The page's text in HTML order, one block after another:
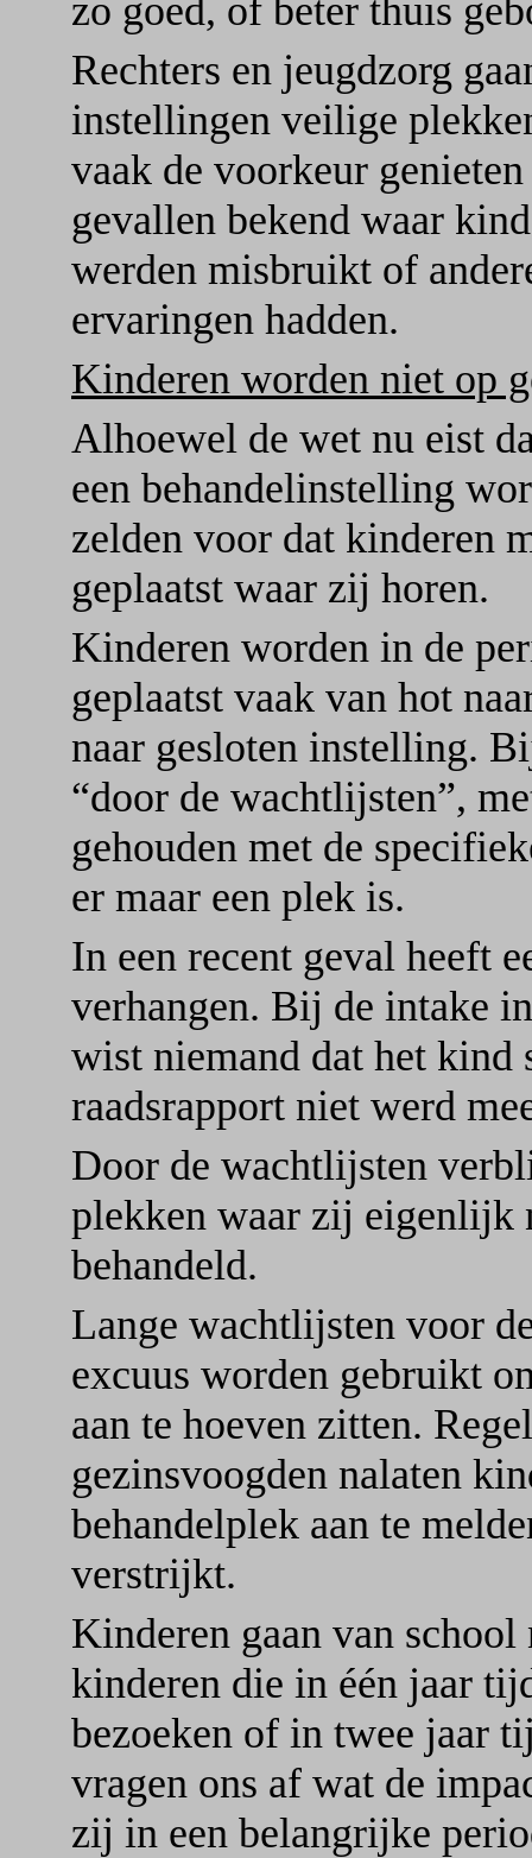
zo goed, of beter thuis
Rechters en jeugdzorg
instellingen veilige
vaak de voorkeur
gevallen bekend waar
werden misbruikt of
ervaringen hadden.
Kinderen worden niet op
Alhoewel de wet nu eist
een behandelinstelling
zelden voor dat kinderen
geplaatst waar zij horen.
Kinderen worden in de
geplaatst vaak van hot
naar gesloten instelling.
“door de wachtlijsten”,
gehouden met de
er maar een plek is.
In een recent geval heeft
verhangen. Bij de intake
wist niemand dat het kind
raadsrapport niet werd
Door de wachtlijsten
plekken waar zij eigenlijk
behandeld.
Lange wachtlijsten voor
excuus worden gebruikt
aan te hoeven zitten.
gezinsvoogden nalaten
behandelplek aan te
verstrijkt.
Kinderen gaan van
kinderen die in één jaar
bezoeken of in twee jaar
vragen ons af wat de
zij in een belangrijke